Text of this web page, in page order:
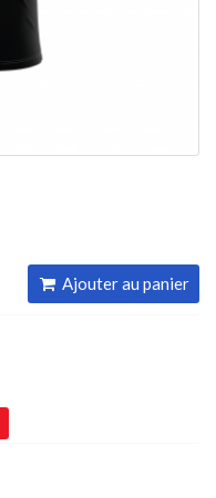
Ajouter au panier